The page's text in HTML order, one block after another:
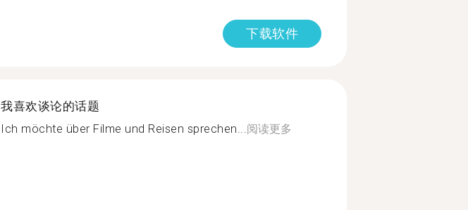
下载软件
我喜欢谈论的话题
Ich möchte über Filme und Reisen sprechen...阅读更多